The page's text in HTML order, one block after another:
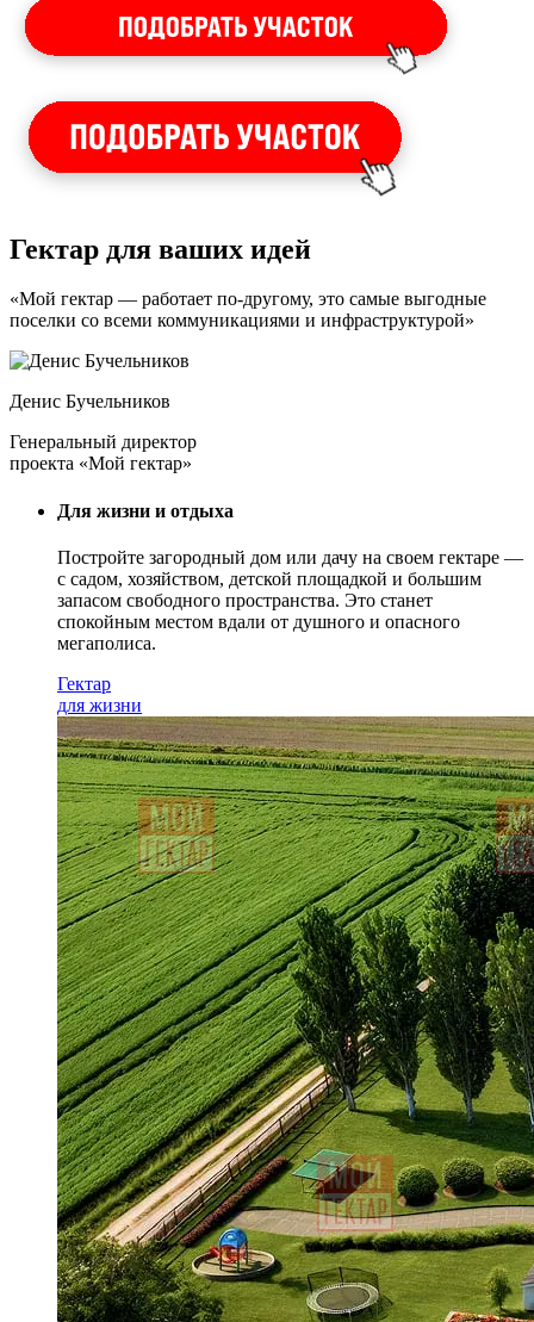
Гектар для ваших идей
«Мой гектар — работает по-другому, это самые выгодные
поселки со всеми коммуникациями и инфраструктурой»
Денис Бучельников
Генеральный директор
проекта «Мой гектар»
Для жизни и отдыха
Постройте загородный дом или дачу на своем гектаре —
с садом, хозяйством, детской площадкой и большим
запасом свободного пространства. Это станет
спокойным местом вдали от душного и опасного
мегаполиса.
Гектар
для жизни